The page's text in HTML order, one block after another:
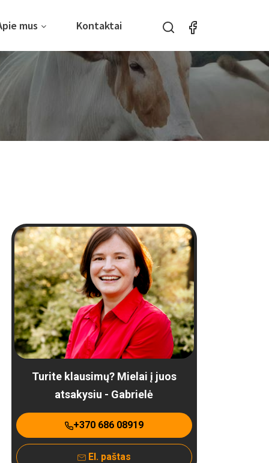
mus Kontaktai
Turite klausimų? Mielai į juos
atsakysiu - Gabrielė
+370 686 08919
El. paštas